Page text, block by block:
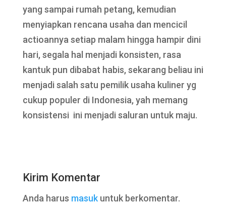
yang sampai rumah petang, kemudian
menyiapkan rencana usaha dan mencicil
actioannya setiap malam hingga hampir dini
hari, segala hal menjadi konsisten, rasa
kantuk pun dibabat habis, sekarang beliau ini
menjadi salah satu pemilik usaha kuliner yg
cukup populer di Indonesia, yah memang
konsistensi ini menjadi saluran untuk maju.
Kirim Komentar
Anda harus masukuntuk berkomentar.